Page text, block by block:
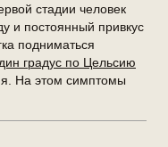
стадии человек
и постоянный привкус
подниматься
градус по Цельсию
На этом симптомы